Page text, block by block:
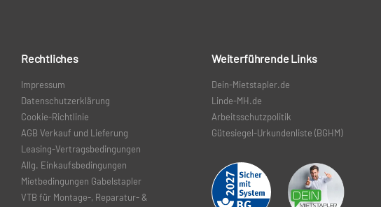
Rechtliches
Impressum
Datenschutzerklärung
Cookie-Richtlinie
AGB Verkauf und Lieferung
Leasing-Vertragsbedingungen
Allg. Einkaufsbedingungen
Mietbedingungen Gabelstapler
VTB für Montage-, Reparatur- &
Weiterführende Links
Dein-Mietstapler.de
Linde-MH.de
Arbeitsschutzpolitik
Gütesiegel-Urkundenliste (BGHM)